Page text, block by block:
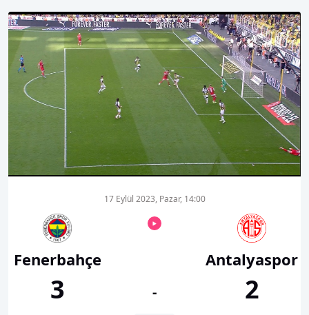
00:00
Fenerbahçe
3
17 Eylül 2023, Pazar, 14:00
-
Antalyaspor
2